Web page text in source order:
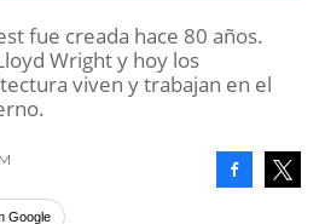
fue creada hace 80 años.
Wright y hoy los
viven y trabajan en el
Google